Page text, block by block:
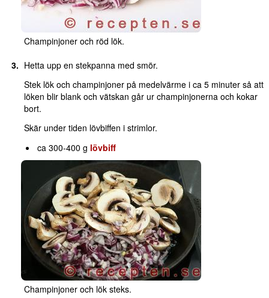
Champinjoner och röd lök.
Hetta upp en stekpanna med smör.
Stek lök och champinjoner på medelvärme i ca 5 minuter så att
löken blir blank och vätskan går ur champinjonerna och kokar
bort.
Skär under tiden lövbiffen i strimlor.
ca 300-400 g lövbiff
Champinjoner och lök steks.